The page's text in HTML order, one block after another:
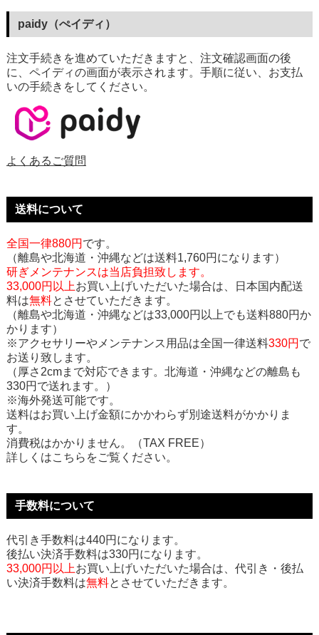
paidy（ぺイディ）
注文手続きを進めていただきますと、注文確認画面の後
に、ペイディの画面が表示されます。手順に従い、お支払
いの手続きをしてください。
よくあるご質問
送料について
全国一律880円 です。
（離島や北海道・沖縄などは送料1,760円になります）
研ぎメンテナンスは当店負担致します。
33,000円以上お買い上げいただいた場合は、日本国内配送
料は無料とさせていただきます。
（離島や北海道・沖縄などは33,000円以上でも送料880円か
かります）
※アクセサリーやメンテナンス用品は全国一律送料330円 で
お送り致します。
（厚さ2cmまで対応できます。北海道・沖縄などの離島も
330円で送れます。）
※海外発送可能です。
送料はお買い上げ金額にかかわらず別途送料がかかりま
す。
消費税はかかりません。（TAX FREE）
詳しくはこちらをご覧ください。
手数料について
代引き手数料は440円になります。
後払い決済手数料は330円になります。
33,000円以上お買い上げいただいた場合は、代引き・後払
い決済手数料は無料とさせていただきます。